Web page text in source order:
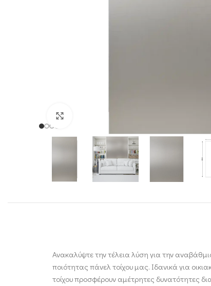
Ανακαλύψτε την τέλεια λύση για την
ποιότητας πάνελ τοίχου μας. Ιδανικά για
τοίχου προσφέρουν αμέτρητες δυνατότητες